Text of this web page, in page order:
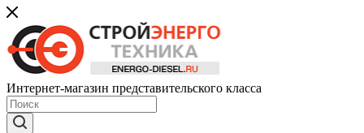
Интернет-магазин представительского класса